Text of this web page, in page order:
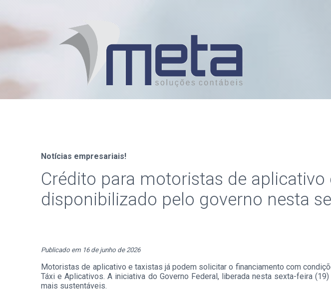
Notícias empresariais!
Crédito para motoristas de
disponibilizado pelo governo nesta
Publicado em 16 de junho de 2026
Motoristas de aplicativo e taxistas já podem solicitar o financiamento com
Táxi e Aplicativos. A iniciativa do Governo Federal, liberada nesta sexta-feira
mais sustentáveis.